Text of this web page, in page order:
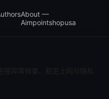
About —
Aimpointshopusa